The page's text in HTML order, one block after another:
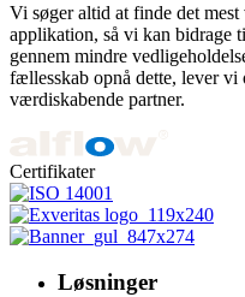
Vi søger altid at finde det
applikation, så vi kan bidrage
gennem mindre
fællesskab opnå dette, lever
værdiskabende partner.
Certifikater
Løsninger